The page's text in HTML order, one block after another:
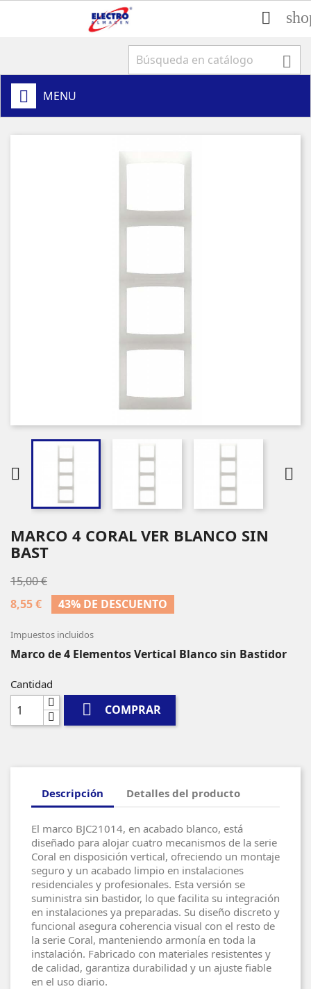


MENU
 
MARCO 4 CORAL VER BLANCO SIN
BAST
15,00 €
8,55 €
43% DE DESCUENTO
Impuestos incluidos
Marco de 4 Elementos Vertical Blanco sin Bastidor
Cantidad
 COMPRAR
Descripción Detalles del producto
El marco BJC21014, en acabado blanco, está
diseñado para alojar cuatro mecanismos de la serie
Coral en disposición vertical, ofreciendo un montaje
seguro y un acabado limpio en instalaciones
residenciales y profesionales. Esta versión se
suministra sin bastidor, lo que facilita su integración
en instalaciones ya preparadas. Su diseño discreto y
funcional asegura coherencia visual con el resto de
la serie Coral, manteniendo armonía en toda la
instalación. Fabricado con materiales resistentes y
de calidad, garantiza durabilidad y un ajuste fiable
en el uso diario.